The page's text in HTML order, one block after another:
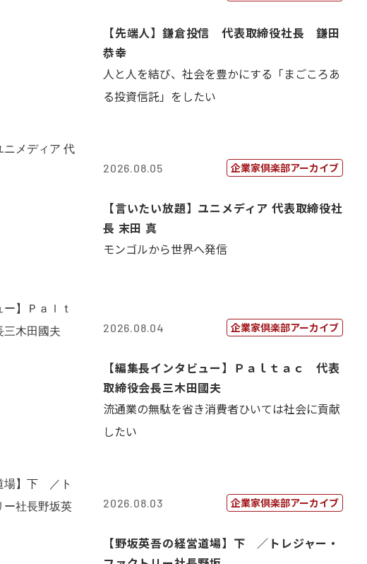
【先端人】鎌倉投信 代表取締役社長 鎌田
恭幸
人と人を結び、社会を豊かにする「まごころあ
る投資信託」をしたい
2026.08.05 企業家倶楽部アーカイブ
【言いたい放題】ユニメディア 代表取締役社
長 末田 真
モンゴルから世界へ発信
2026.08.04 企業家倶楽部アーカイブ
【編集長インタビュー】Ｐａｌｔａｃ 代表
取締役会長三木田國夫
流通業の無駄を省き消費者ひいては社会に貢献
したい
2026.08.03 企業家倶楽部アーカイブ
【野坂英吾の経営道場】下 ／トレジャー・